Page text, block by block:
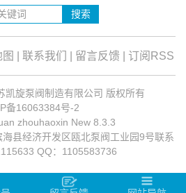
联系我们 留言反馈 订阅RSS
凯旋泵阀制造有限公司 版权所有
备16063384号-2
zhouhaoxin New 8.3.3
县经济开发区瓯北泵阀工业园9号联系
QQ：1105583736